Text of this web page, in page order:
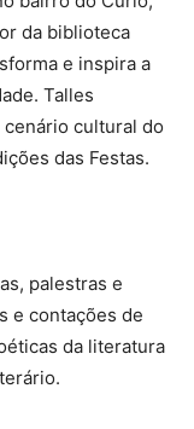
da biblioteca
e inspira a
Talles
cultural do
das Festas.
palestras e
e contações de
da literatura